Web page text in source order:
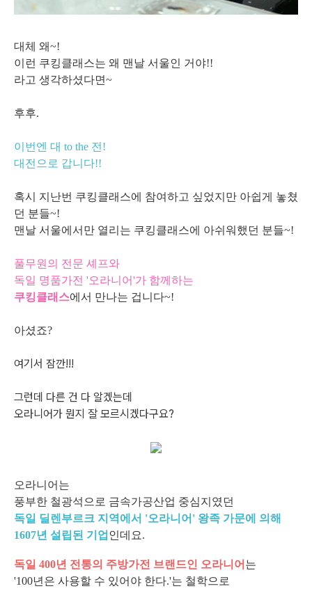
대체 왜~!
이런 쿠킹클래스는 왜 맨날 서울인 거야!!
라고 생각하셨다면~
후후.
이번엔 대 to the 전!
대전으로 갑니다!!
혹시 지난번 쿠킹클래스에 참여하고 싶었지만 아쉽게 놓쳤
던 분들~!
맨날 서울에서만 열리는 쿠킹클래스에 아쉬워했던 분들~!
풀무원의 전문 셰프와
독일 명품가전 '오라니어'가 함께하는
쿠킹클래스에서 만나는 겁니다~!
아셨죠?
여기서 잠깐!!!
그런데 다른 건 다 알겠는데
오라니어가 뭔지 잘 모르시겠다구요?
오라니어는
풍부한 철광석으로 금속가공산업 중심지였던
독일 딜렌부르크 지역에서 '오라니어' 왕족 가문에 의해
1607년 설립된 기업 인데요.
독일 400년 전통의 주방가전 브랜드인 오라니어 는
'100년은 사용할 수 있어야 한다.'는 철학으로